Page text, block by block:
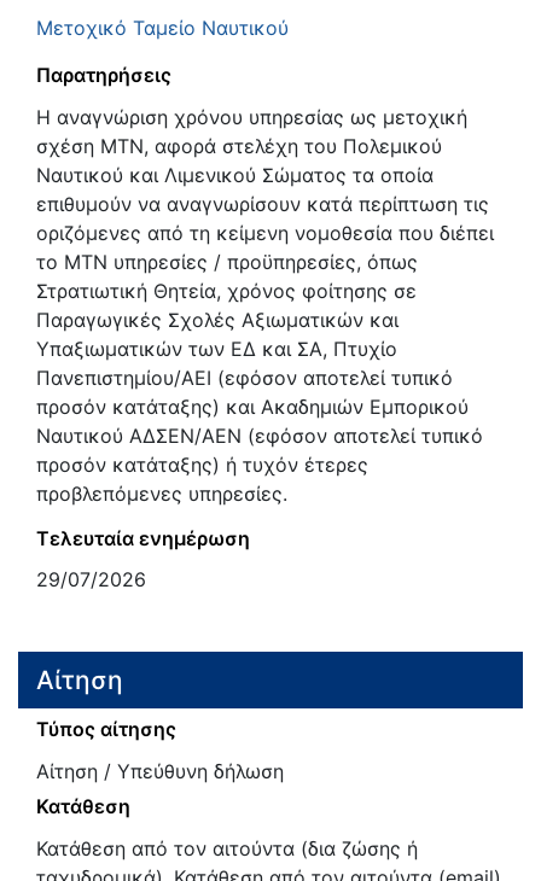
Μετοχικό Ταμείο Ναυτικού
Παρατηρήσεις
Η αναγνώριση χρόνου υπηρεσίας ως μετοχική
σχέση ΜΤΝ, αφορά στελέχη του Πολεμικού
Ναυτικού και Λιμενικού Σώματος τα οποία
επιθυμούν να αναγνωρίσουν κατά περίπτωση τις
οριζόμενες από τη κείμενη νομοθεσία που διέπει
το ΜΤΝ υπηρεσίες / προϋπηρεσίες, όπως
Στρατιωτική Θητεία, χρόνος φοίτησης σε
Παραγωγικές Σχολές Αξιωματικών και
Υπαξιωματικών των ΕΔ και ΣΑ, Πτυχίο
Πανεπιστημίου/ΑΕΙ (εφόσον αποτελεί τυπικό
προσόν κατάταξης) και Ακαδημιών Εμπορικού
Ναυτικού ΑΔΣΕΝ/ΑΕΝ (εφόσον αποτελεί τυπικό
προσόν κατάταξης) ή τυχόν έτερες
προβλεπόμενες υπηρεσίες.
Τελευταία ενημέρωση
29/07/2026
Αίτηση
Τύπος αίτησης
Αίτηση / Υπεύθυνη δήλωση
Κατάθεση
Κατάθεση από τον αιτούντα (δια ζώσης ή